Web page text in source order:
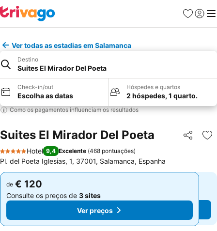
Favoritos
Iniciar
Ver todas as estadias em Salamanca
Destino
Suites El Mirador Del Poeta
Check-in/out
Escolha as datas
Hóspedes e quartos
2 hóspedes, 1 quarto.
Como os pagamentos influenciam os resultados
Suites El Mirador Del Poeta Partilhar
5 Estrelas
Hotel 9,4 Excelente (468 pontuações)
Pl. del Poeta Iglesias, 1, 37001, Salamanca, Espanha
de € 120
Consulte os preços de 3 sites
Ver preços
de € 120
Consulte os preços de 3 sites
Ver preços